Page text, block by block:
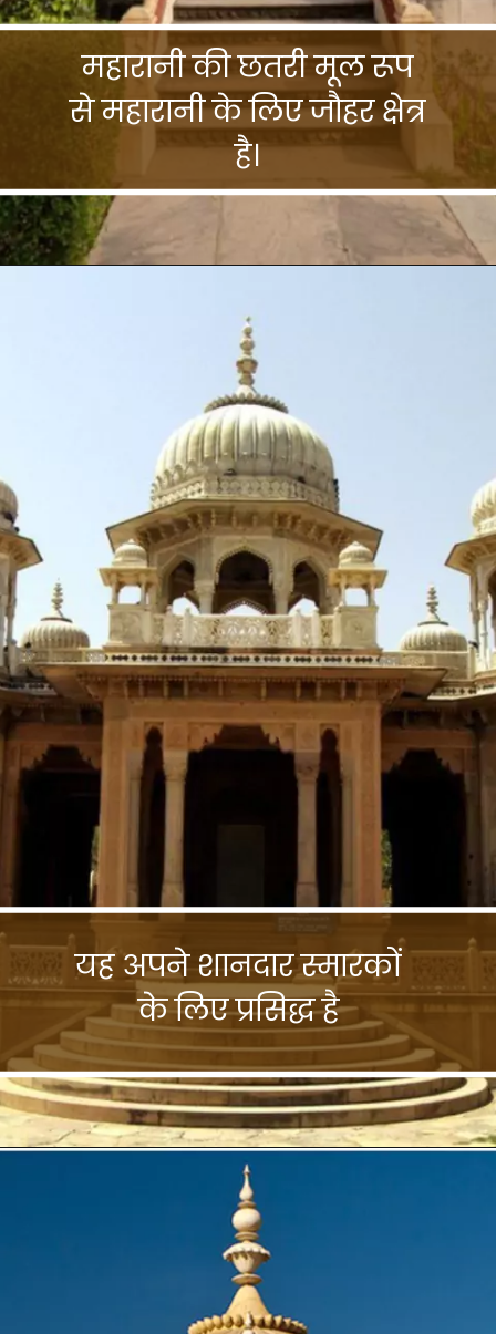
महारानी की छतरी मूल रूप
से महारानी के लिए जौहर क्षेत्र
है।
यह अपने शानदार स्मारकों
के लिए प्रसिद्ध है